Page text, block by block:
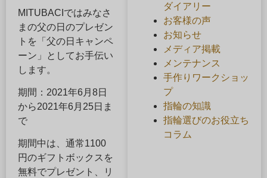
MITUBACIではみなさ
まの父の日のプレゼン
トを「父の日キャンペ
ーン」としてお手伝い
します。
期間：2021年6月8日
から2021年6月25日ま
で
期間中は、通常1100
円のギフトボックスを
無料でプレゼント、リ
ダイアリー
お客様の声
お知らせ
メディア掲載
メンテナンス
手作りワークショッ
プ
指輪の知識
指輪選びのお役立ち
コラム